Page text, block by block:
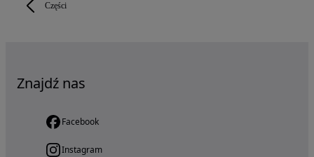
Części
Znajdź nas
Facebook
Instagram